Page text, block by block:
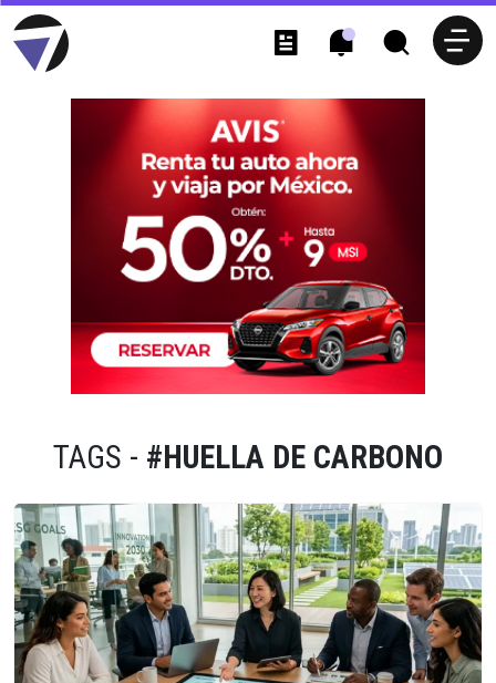
TAGS - #HUELLA DE CARBONO